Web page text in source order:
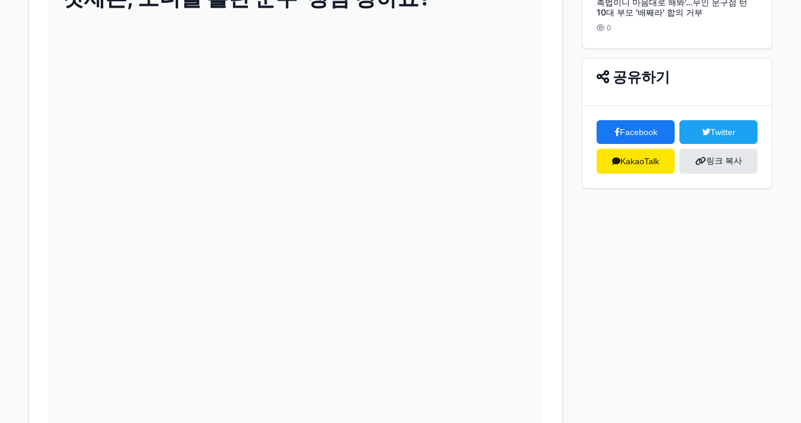
촉법이니 마음대로 해봐'…무인 문구점 턴
10대 부모 '배째라' 합의 거부
0
공유하기
Facebook Twitter
KakaoTalk 링크 복사